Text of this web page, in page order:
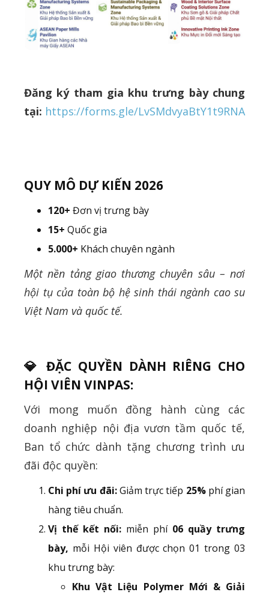
Đăng ký tham gia khu trưng bày chung
tại: https://forms.gle/LvSMdvyaBtY1t9RNA
QUY MÔ DỰ KIẾN 2026
120+ Đơn vị trưng bày
15+ Quốc gia
5.000+ Khách chuyên ngành
Một nền tảng giao thương chuyên sâu – nơi
hội tụ của toàn bộ hệ sinh thái ngành cao su
Việt Nam và quốc tế.
💎 ĐẶC QUYỀN DÀNH RIÊNG CHO
HỘI VIÊN VINPAS:
Với mong muốn đồng hành cùng các
doanh nghiệp nội địa vươn tầm quốc tế,
Ban tổ chức dành tặng chương trình ưu
đãi độc quyền:
Chi phí ưu đãi:Giảm trực tiếp 25% phí gian
hàng tiêu chuẩn.
Vị thế kết nối: miễn phí06 quầy trưng
bày, mỗi Hội viên được chọn 01 trong 03
khu trưng bày:
Khu Vật Liệu Polymer Mới & Giải